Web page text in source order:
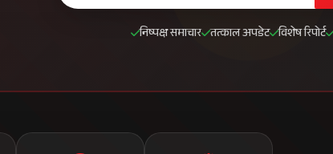
निष्पक्ष समाचार तत्काल अपडेट विशेष रिपोर्ट